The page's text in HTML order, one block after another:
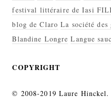
festival littéraire de Iasi
blog de Claro La société des
Blandine Longre Langue
COPYRIGHT
© 2008-2019 Laure Hinckel.